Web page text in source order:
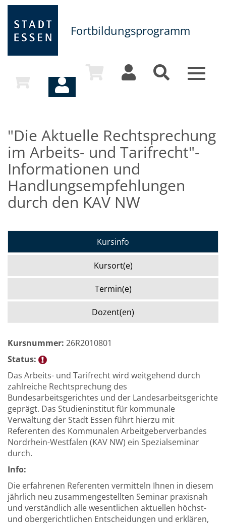
Fortbildungsprogramm
Toggle
"Die Aktuelle Rechtsprechung
im Arbeits- und Tarifrecht"-
Informationen und
Handlungsempfehlungen
durch den KAV NW
Kursinfo
Kursort(e)
Termin(e)
Dozent(en)
Kursnummer: 26R2010801
Status:
Das Arbeits- und Tarifrecht wird weitgehend durch
zahlreiche Rechtsprechung des
Bundesarbeitsgerichtes und der Landesarbeitsgerichte
geprägt. Das Studieninstitut für kommunale
Verwaltung der Stadt Essen führt hierzu mit
Referenten des Kommunalen Arbeitgeberverbandes
Nordrhein-Westfalen (KAV NW) ein Spezialseminar
durch.
Info:
Die erfahrenen Referenten vermitteln Ihnen in diesem
jährlich neu zusammengestellten Seminar praxisnah
und verständlich alle wesentlichen aktuellen höchst-
und obergerichtlichen Entscheidungen und erklären,